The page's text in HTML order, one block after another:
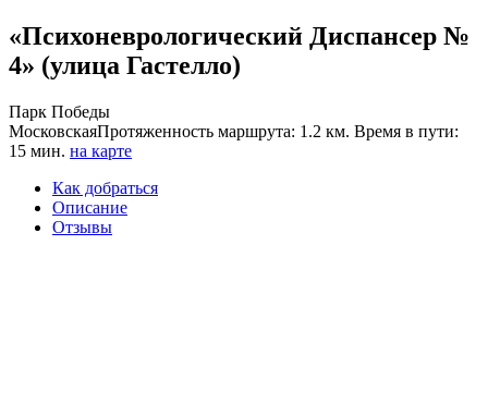
«Психоневрологический Диспансер №
4» (улица Гастелло)
Парк Победы
МосковскаяПротяженность маршрута: 1.2 км. Время в пути:
15 мин. на карте
Как добраться
Описание
Отзывы